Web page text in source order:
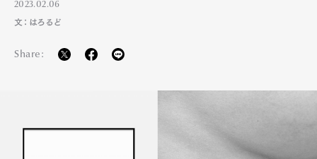
2023.02.06
文：はろるど
Share: